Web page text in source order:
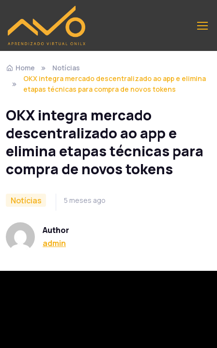
Home
Notícias
OKX integra mercado descentralizado ao app e elimina
etapas técnicas para compra de novos tokens
OKX integra mercado
descentralizado ao app e
elimina etapas técnicas para
compra de novos tokens
Notícias 5 meses ago
Author
admin